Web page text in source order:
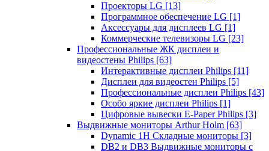
Проекторы LG [13]
Программное обеспечение LG [1]
Аксессуары для дисплеев LG [1]
Коммерческие телевизоры LG [23]
Профессиональные ЖК дисплеи и
видеостены Philips [63]
Интерактивные дисплеи Philips [11]
Дисплеи для видеостен Philips [5]
Профессиональные дисплеи Philips [43]
Особо яркие дисплеи Philips [1]
Цифровые вывески E-Paper Philips [3]
Выдвижные мониторы Arthur Holm [63]
Dynamic 1Н Складные мониторы [3]
DB2 и DB3 Выдвижные мониторы с